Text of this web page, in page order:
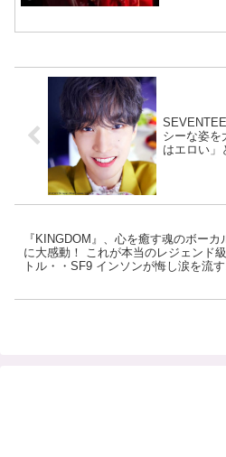
シーな姿を
はエロい」
『KINGDOM』、心を癒す魂のボーカ
に大感動！ これが本当のレジェンド
トル・・SF9 インソンが悔し涙を流す